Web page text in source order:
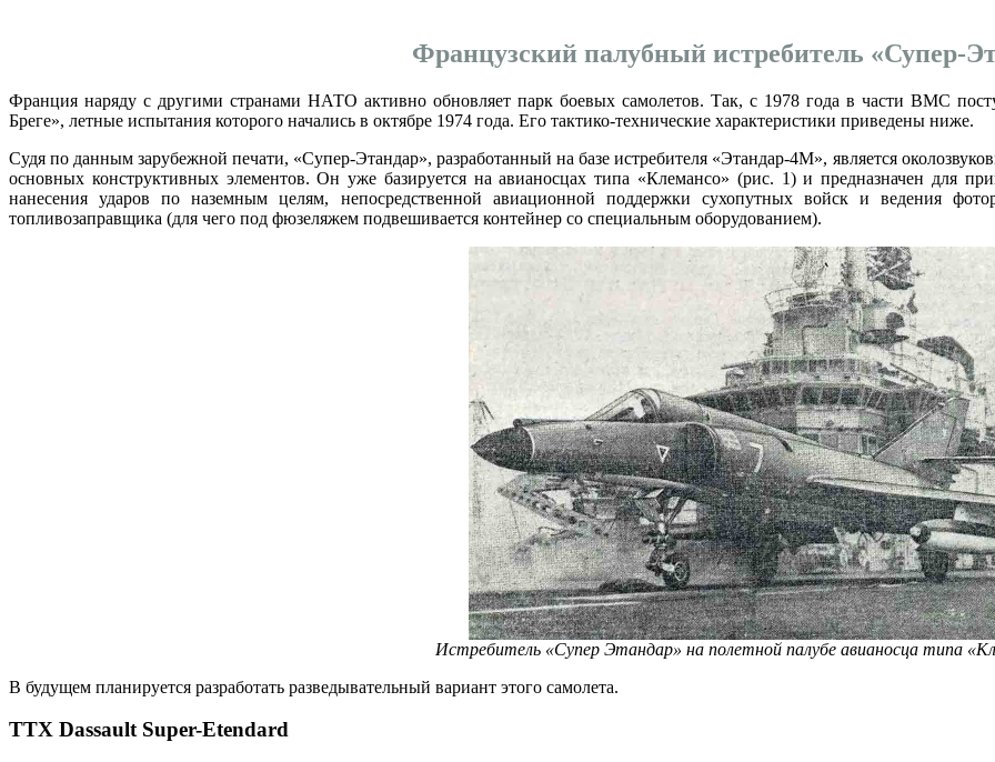
Французский палубный истребитель «Супер-
Франция наряду с другими странами НАТО активно обновляет парк боевых самолетов. Так, с 1978 года в части ВМС
Бреге», летные испытания которого начались в октябре 1974 года. Его тактико-технические характеристики приведены ниже.
Судя по данным зарубежной печати, «Супер-Этандар», разработанный на базе истребителя «Этандар-4М», является
основных конструктивных элементов. Он уже базируется на авианосцах типа «Клемансо» (рис. 1) и предназначен для
нанесения ударов по наземным целям, непосредственной авиационной поддержки сухопутных войск и ведения
топливозаправщика (для чего под фюзеляжем подвешивается контейнер со специальным оборудованием).
Истребитель «Супер Этандар» на полетной палубе авианосца типа
В будущем планируется разработать разведывательный вариант этого самолета.
ТТХ Dassault Super-Etendard